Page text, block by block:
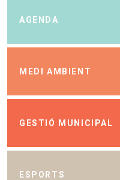
AGENDA
MEDI AMBIENT
GESTIÓ MUNICIPAL
ESPORTS